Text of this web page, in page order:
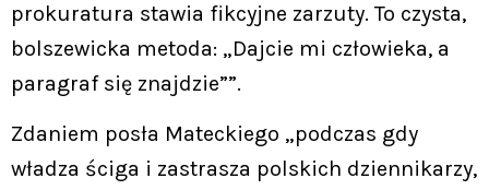
prokuratura stawia fikcyjne zarzuty. To czysta,
bolszewicka metoda: „Dajcie mi człowieka, a
paragraf się znajdzie””.
Zdaniem posła Mateckiego „podczas gdy
władza ściga i zastrasza polskich dziennikarzy,